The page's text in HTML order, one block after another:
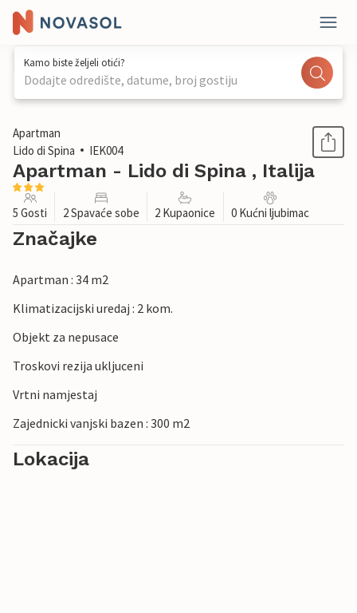
Kamo biste željeli otići?
Dodajte odredište, datume, broj gostiju
1 / 34
Apartman
Lido di Spina
IEK004
Apartman - Lido di Spina , Italija
5 Gosti 2 Spavaće sobe 2 Kupaonice 0 Kućni ljubimac
Značajke
Apartman : 34 m2
Klimatizacijski uredaj : 2 kom.
Objekt za nepusace
Troskovi rezija ukljuceni
Vrtni namjestaj
Zajednicki vanjski bazen : 300 m2
Lokacija